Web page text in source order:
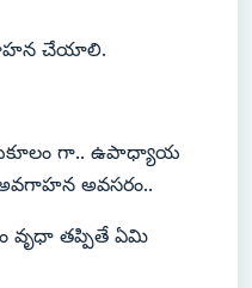
చేయాలి.
గా.. ఉపాధ్యాయ
అవసరం..
వృధా తప్పితే ఏమి